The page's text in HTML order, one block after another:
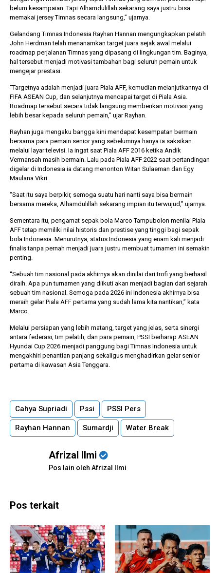
belum kesampaian. Tapi Alhamdulillah sekarang saya justru bisa
memakai jersey Timnas secara langsung,” ujarnya.
Gelandang Timnas Indonesia Rayhan Hannan mengungkapkan pelatih
John Herdman telah menanamkan target juara sejak awal melalui
roadmap perjalanan Timnas yang dipasang di lingkungan tim. Baginya,
hal tersebut menjadi motivasi tambahan bagi seluruh pemain untuk
mengejar prestasi.
“Targetnya adalah menjadi juara Piala AFF, kemudian melanjutkannya di
FIFA ASEAN Cup, dan selanjutnya mencapai target di Piala Asia.
Roadmap tersebut secara tidak langsung memberikan motivasi yang
lebih besar kepada seluruh pemain,” ujar Rayhan.
Rayhan juga mengaku bangga kini mendapat kesempatan bermain
bersama para pemain senior yang sebelumnya hanya ia saksikan
melalui layar televisi. Ia ingat saat Piala AFF 2016 ketika Andik
Vermansah masih bermain. Lalu pada Piala AFF 2022 saat pertandingan
digelar di Indonesia ia datang menonton Witan Sulaeman dan Egy
Maulana Vikri.
“Saat itu saya berpikir, semoga suatu hari nanti saya bisa bermain
bersama mereka, Alhamdulillah sekarang impian itu terwujud,” ujarnya.
Sementara itu, pengamat sepak bola Marco Tampubolon menilai Piala
AFF tetap memiliki nilai historis dan prestise yang tinggi bagi sepak
bola Indonesia. Menurutnya, status Indonesia yang enam kali menjadi
finalis tanpa pernah menjadi juara justru membuat turnamen ini semakin
penting.
“Sebuah tim nasional pada akhirnya akan dinilai dari trofi yang berhasil
diraih. Apa pun turnamen yang diikuti akan menjadi bagian dari sejarah
sebuah tim nasional. Semoga pada 2026 ini Indonesia akhirnya bisa
meraih gelar Piala AFF pertama yang sudah lama kita nantikan,” kata
Marco.
Melalui persiapan yang lebih matang, target yang jelas, serta sinergi
antara federasi, tim pelatih, dan para pemain, PSSI berharap ASEAN
Hyundai Cup 2026 menjadi panggung bagi Timnas Indonesia untuk
mengakhiri penantian panjang sekaligus menghadirkan gelar senior
pertama di kawasan Asia Tenggara.
Cahya Supriadi Pssi PSSI Pers
Rayhan Hannan Sumardji Water Break
Afrizal Ilmi
Pos lain oleh Afrizal Ilmi
Pos terkait